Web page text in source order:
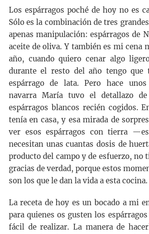
Los espárragos poché de hoy no es
Sólo es la combinación de tres
apenas manipulación: espárragos de
aceite de oliva. Y también es mi cena
año, cuando quiero cenar algo
durante el resto del año tengo que
espárrago de lata. Pero hace
navarra María tuvo el detallazo
espárragos blancos recién cogidos.
tenía en casa, y esa mirada de
ver esos espárragos con tierra
necesitan unas cuantas dosis de
producto del campo y de esfuerzo, no
gracias de verdad, porque estos
son los que le dan la vida a esta cocina.
La receta de hoy es un bocado a mi
para quienes os gusten los
fácil de realizar. La manera de